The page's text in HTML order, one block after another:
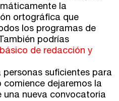
la
ortográfica que
los programas de
podrías
de redacción y
personas suficientes para
comience dejaremos la
una nueva convocatoria